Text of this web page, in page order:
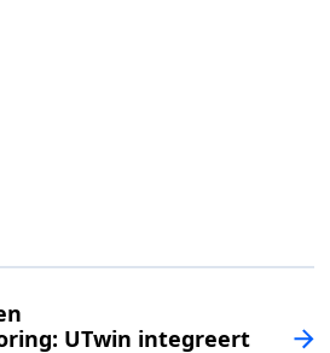
UTwin integreert